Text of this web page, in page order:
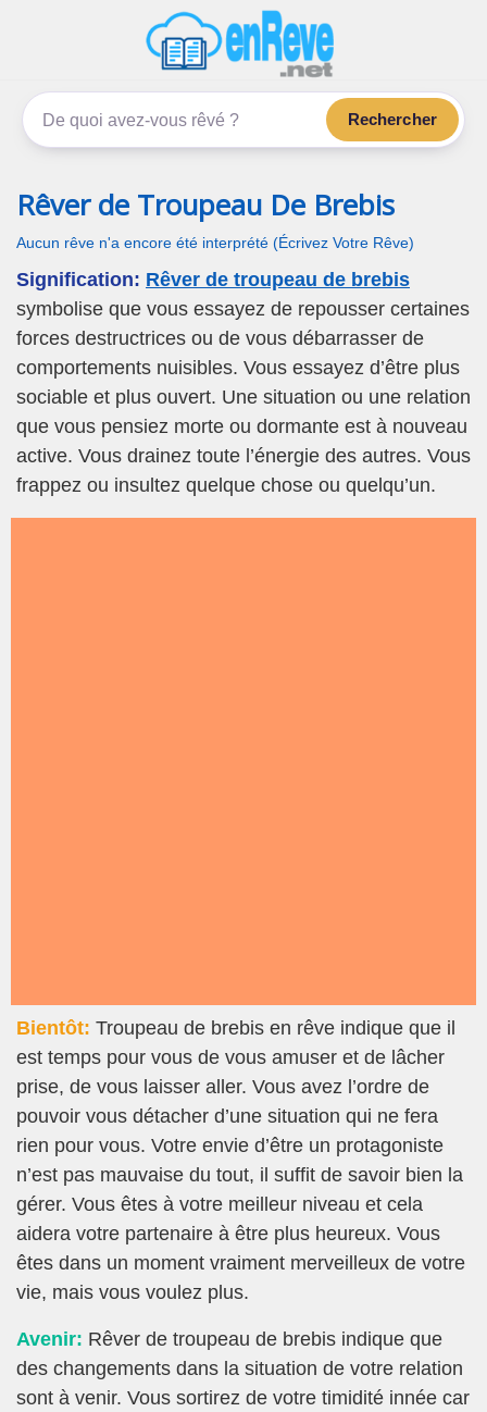
enReve.net
Les rêves, c'est plus que ça
Rechercher
Rêver de Troupeau De Brebis
Aucun rêve n'a encore été interprété (Écrivez Votre Rêve)
Signification: Rêver de troupeau de brebis
symbolise que vous essayez de repousser certaines
forces destructrices ou de vous débarrasser de
comportements nuisibles. Vous essayez d’être plus
sociable et plus ouvert. Une situation ou une relation
que vous pensiez morte ou dormante est à nouveau
active. Vous drainez toute l’énergie des autres. Vous
frappez ou insultez quelque chose ou quelqu’un.
Bientôt: Troupeau de brebis en rêve indique que il
est temps pour vous de vous amuser et de lâcher
prise, de vous laisser aller. Vous avez l’ordre de
pouvoir vous détacher d’une situation qui ne fera
rien pour vous. Votre envie d’être un protagoniste
n’est pas mauvaise du tout, il suffit de savoir bien la
gérer. Vous êtes à votre meilleur niveau et cela
aidera votre partenaire à être plus heureux. Vous
êtes dans un moment vraiment merveilleux de votre
vie, mais vous voulez plus.
Avenir: Rêver de troupeau de brebis indique que
des changements dans la situation de votre relation
sont à venir. Vous sortirez de votre timidité innée car